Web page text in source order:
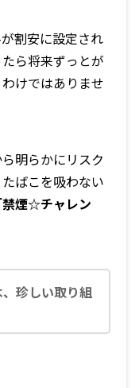
割安に設定され
ら将来ずっとが
けではありませ
明らかにリスク
ばこを吸わない
禁煙☆チャレン
珍しい取り組